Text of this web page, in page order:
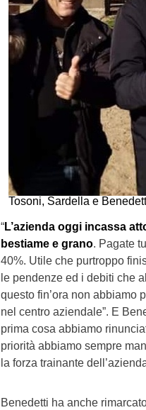
Tosoni, Sardella e
“L’azienda oggi incassa
bestiame e grano. Pagate
40%. Utile che purtroppo
le pendenze ed i debiti che
questo fin’ora non abbiamo
nel centro aziendale”. E
prima cosa abbiamo
priorità abbiamo sempre
la forza trainante
Benedetti ha anche